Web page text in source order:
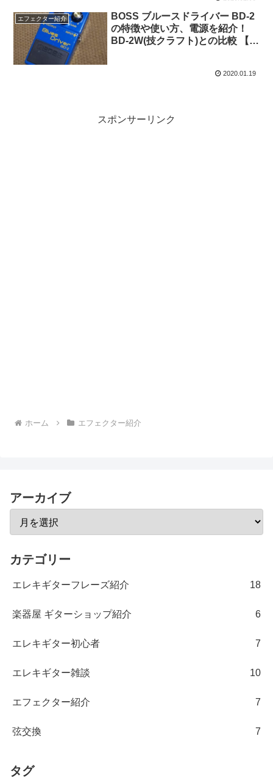
エフェクター紹介
BOSS ブルースドライバー BD-2
の特徴や使い方、電源を紹介！
BD-2W(技クラフト)との比較 【エ
2020.01.19
スポンサーリンク
ホーム エフェクター紹介
アーカイブ
カテゴリー
エレキギターフレーズ紹介 18
楽器屋 ギターショップ紹介 6
エレキギター初心者 7
エレキギター雑談 10
エフェクター紹介 7
弦交換 7
タグ